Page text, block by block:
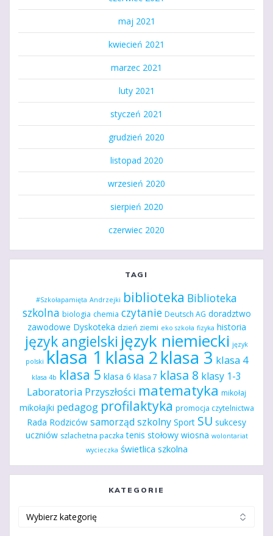
maj 2021
kwiecień 2021
marzec 2021
luty 2021
styczeń 2021
grudzień 2020
listopad 2020
wrzesień 2020
sierpień 2020
czerwiec 2020
TAGI
#Szkołapamięta Andrzejki biblioteka Biblioteka
szkolna biologia chemia czytanie Deutsch AG doradztwo
zawodowe Dyskoteka dzień ziemi eko szkoła fizyka historia
język angielski język niemiecki język
polski klasa 1 klasa 2klasa 3 klasa 4
klasa 4b klasa 5 klasa 6 klasa 7 klasa 8 klasy 1-3
Laboratoria Przyszłości matematyka mikołaj
mikołajki pedagog profilaktyka promocja czytelnictwa
Rada Rodziców samorząd szkolny Sport SU sukcesy
uczniów szlachetna paczka tenis stołowy wiosna wolontariat
wycieczka świetlica szkolna
KATEGORIE